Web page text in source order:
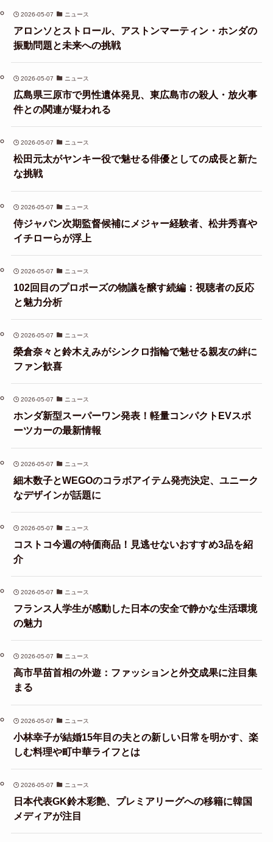
2026-05-07 ニュース
アロンソとストロール、アストンマーティン・ホンダの
振動問題と未来への挑戦
2026-05-07 ニュース
広島県三原市で男性遺体発見、東広島市の殺人・放火事
件との関連が疑われる
2026-05-07 ニュース
松田元太がヤンキー役で魅せる俳優としての成長と新た
な挑戦
2026-05-07 ニュース
侍ジャパン次期監督候補にメジャー経験者、松井秀喜や
イチローらが浮上
2026-05-07 ニュース
102回目のプロポーズの物議を醸す続編：視聴者の反応
と魅力分析
2026-05-07 ニュース
榮倉奈々と鈴木えみがシンクロ指輪で魅せる親友の絆に
ファン歓喜
2026-05-07 ニュース
ホンダ新型スーパーワン発表！軽量コンパクトEVスポ
ーツカーの最新情報
2026-05-07 ニュース
細木数子とWEGOのコラボアイテム発売決定、ユニーク
なデザインが話題に
2026-05-07 ニュース
コストコ今週の特価商品！見逃せないおすすめ3品を紹
介
2026-05-07 ニュース
フランス人学生が感動した日本の安全で静かな生活環境
の魅力
2026-05-07 ニュース
高市早苗首相の外遊：ファッションと外交成果に注目集
まる
2026-05-07 ニュース
小林幸子が結婚15年目の夫との新しい日常を明かす、楽
しむ料理や町中華ライフとは
2026-05-07 ニュース
日本代表GK鈴木彩艶、プレミアリーグへの移籍に韓国
メディアが注目